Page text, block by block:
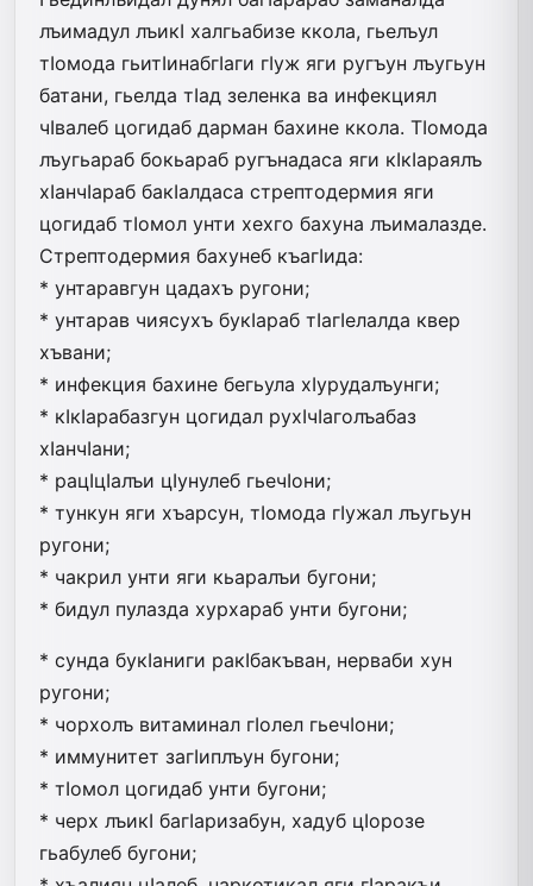
лъимадул лъикI халгьабизе ккола, гьелъул
тIомода гьитIинабгIаги гIуж яги ругъун лъугьун
батани, гьелда тIад зеленка ва инфекциял
чIвалеб цогидаб дарман бахине ккола. ТIомода
лъугьараб бокьараб ругънадаса яги кIкIараялъ
хIанчIараб бакIалдаса стрептодермия яги
цогидаб тIомол унти хехго бахуна лъималазде.
Стрептодермия бахунеб къагIида:
* унтаравгун цадахъ ругони;
* унтарав чиясухъ букIараб тIагIелалда квер
хъвани;
* инфекция бахине бегьула хIур­у­далъунги;
* кIкIарабазгун цогидал рухI­чIа­голъабаз
хIанчIани;
* рацIцIалъи цIунулеб гьечIони;
* тункун яги хъарсун, тIомода гIу­жал лъугьун
ругони;
* чакрил унти яги кьаралъи бугони;
* бидул пулазда хурхараб унти бугони;
* сунда букIаниги ракIбакъван, нерваби хун
ругони;
* чорхолъ витаминал гIолел гьечIони;
* иммунитет загIиплъун бугони;
* тIомол цогидаб унти бугони;
* черх лъикI багIаризабун, хадуб цIорозе
гьабулеб бугони;